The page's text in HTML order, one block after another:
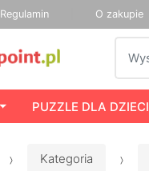
Regulamin O zakupie
PUZZLE DLA DZIECI
Kategoria